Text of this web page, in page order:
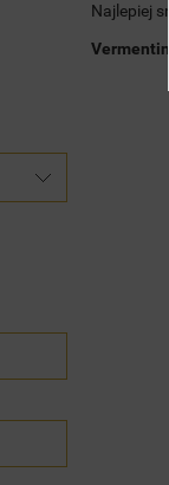
Najlepiej
Vermentino